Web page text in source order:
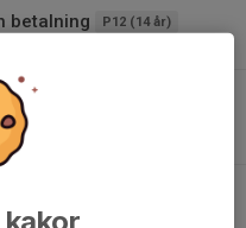
betalning P12 (14 år)
H17
kakor